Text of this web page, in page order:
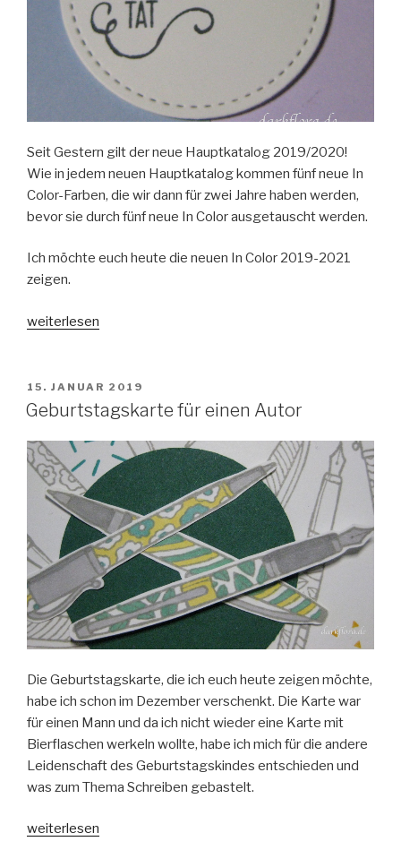
Seit Gestern gilt der neue Hauptkatalog 2019/2020!
Wie in jedem neuen Hauptkatalog kommen fünf neue In
Color-Farben, die wir dann für zwei Jahre haben werden,
bevor sie durch fünf neue In Color ausgetauscht werden.
Ich möchte euch heute die neuen In Color 2019-2021
zeigen.
„In
2021“
weiterlesen
VERÖFFENTLICHT
AM
15. JANUAR 2019
Geburtstagskarte für einen Autor
Die Geburtstagskarte, die ich euch heute zeigen möchte,
habe ich schon im Dezember verschenkt. Die Karte war
für einen Mann und da ich nicht wieder eine Karte mit
Bierflaschen werkeln wollte, habe ich mich für die andere
Leidenschaft des Geburtstagskindes entschieden und
was zum Thema Schreiben gebastelt.
„Geburtstagskarte
weiterlesen